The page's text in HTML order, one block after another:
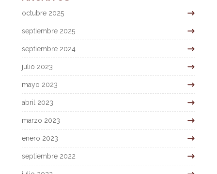
octubre 2025
septiembre 2025
septiembre 2024
julio 2023
mayo 2023
abril 2023
marzo 2023
enero 2023
septiembre 2022